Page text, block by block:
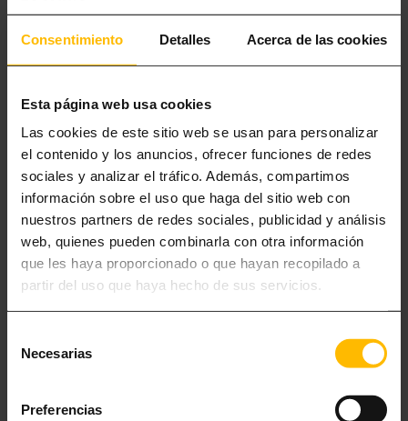
Consentimiento Detalles Acerca de las cookies
Esta página web usa cookies
Las cookies de este sitio web se usan para personalizar
el contenido y los anuncios, ofrecer funciones de redes
sociales y analizar el tráfico. Además, compartimos
información sobre el uso que haga del sitio web con
nuestros partners de redes sociales, publicidad y análisis
web, quienes pueden combinarla con otra información
que les haya proporcionado o que hayan recopilado a
partir del uso que haya hecho de sus servicios.
Necesarias
Preferencias
Name*
Website